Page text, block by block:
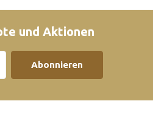
und Aktionen
Abonnieren